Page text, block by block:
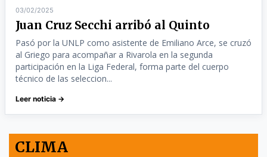
03/02/2025
Juan Cruz Secchi arribó al Quinto
Pasó por la UNLP como asistente de Emiliano Arce, se cruzó
al Griego para acompañar a Rivarola en la segunda
participación en la Liga Federal, forma parte del cuerpo
técnico de las seleccion...
Leer noticia →
CLIMA